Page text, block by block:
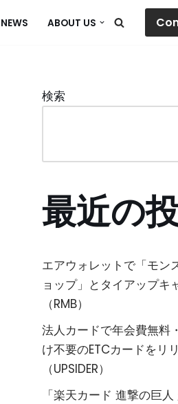
NEWS ABOUT US
検索
最近の
エアウォレットで「モン
ョップ」とタイアップキ
（RMB）
法人カードで年会費無料
け不要のETCカードをリ
（UPSIDER）
「楽天カード 進撃の巨